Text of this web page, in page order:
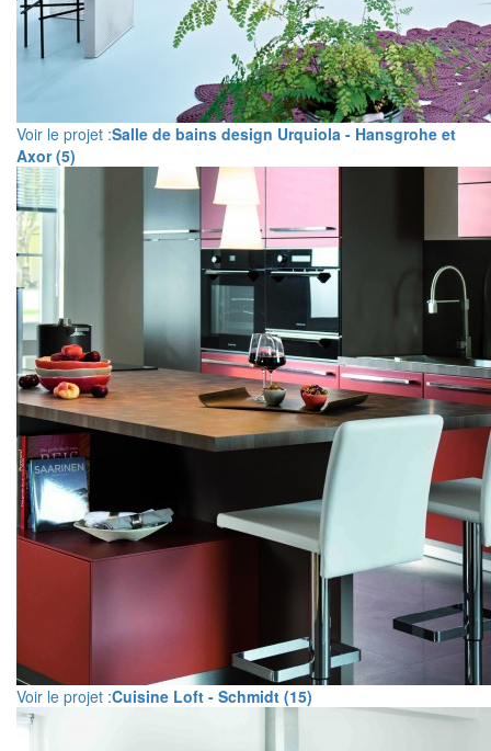
Voir le projet :Salle de bains design Urquiola - Hansgrohe et
Axor (5)
Voir le projet :Cuisine Loft - Schmidt (15)